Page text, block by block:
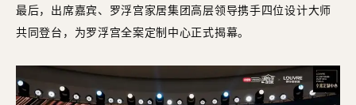
最后，出席嘉宾、罗浮宫家居集团高层领导携手四位设计大师
共同登台，为罗浮宫全案定制中心正式揭幕。